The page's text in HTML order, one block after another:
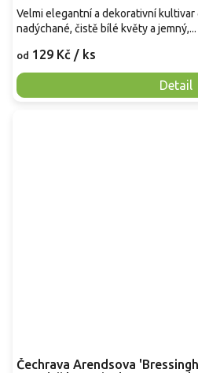
od 129 Kč / ks
Detail
Velmi elegantní a dekorativní
nadýchané, čistě bílé květy a jemný,...
Čechrava Arendsova